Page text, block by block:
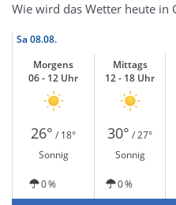
Wie wird das Wetter heute in
Sa 08.08.
Morgens
06 - 12 Uhr
Mittags
12 - 18 Uhr
26° / 18° 30° / 27°
Sonnig
Sonnig
0 % 0 %